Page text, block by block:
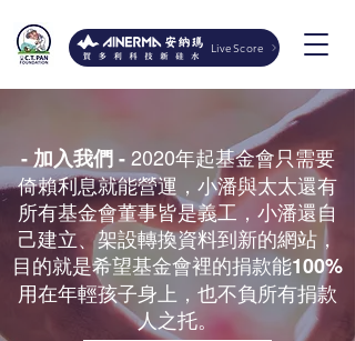
LiveScore
- 加入我們 -2020年起基金會只需要
倚賴利息就能營運，小潘與太太還有
所有基金會董事皆是義工，小潘還自
己建立、架設轉換資料到新的網站，
目的就是希望基金會裡的捐款能100%
用在年輕孩子身上，也不負所有捐款
人之托。